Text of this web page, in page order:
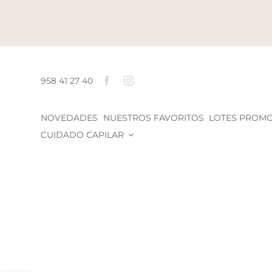
958 41 27 40
NOVEDADES NUESTROS FAVORITOS LOTES
CUIDADO CAPILAR